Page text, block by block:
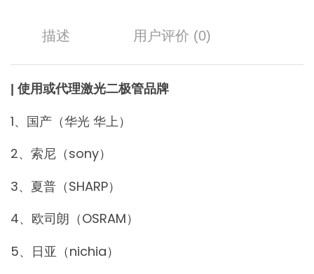
描述 用户评价 (0)
| 使用或代理激光二极管品牌
1、国产（华光 华上）
2、索尼（sony）
3、夏普（SHARP）
4、欧司朗（OSRAM）
5、日亚（nichia）